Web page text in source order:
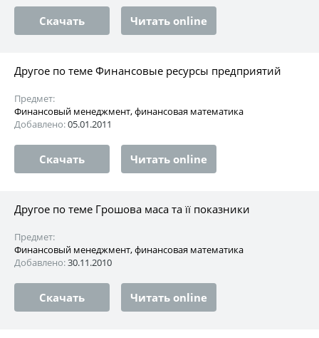
Скачать Читать online
Другое по теме Финансовые ресурсы предприятий
Предмет:
Финансовый менеджмент, финансовая математика
Добавлено:05.01.2011
Скачать Читать online
Другое по теме Грошова маса та її показники
Предмет:
Финансовый менеджмент, финансовая математика
Добавлено:30.11.2010
Скачать Читать online